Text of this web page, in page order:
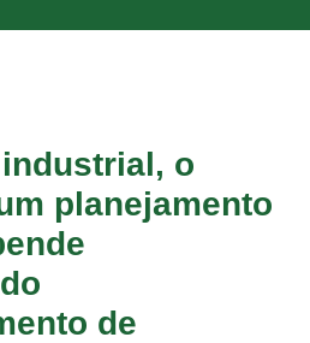
o
planejamento
de